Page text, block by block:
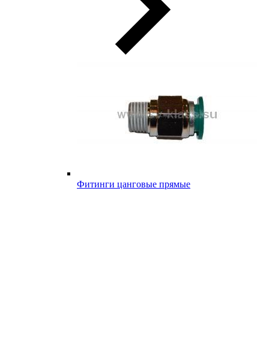
Фитинги цанговые прямые